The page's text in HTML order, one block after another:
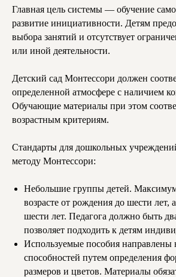
Главная цель системы — обучение
развитие инициативности. Детям
выбора занятий и отсутствует
или иной деятельности.
Детский сад Монтессори должен
определенной атмосфере с наличием
Обучающие материалы при этом
возрастным критериям.
Стандарты для дошкольных
методу Монтессори:
Небольшие группы детей.
возрасте от рождения до шести лет,
шести лет. Педагога должно быть
позволяет подходить к детям
Используемые пособия направлены
способностей путем определения
размеров и цветов. Материалы